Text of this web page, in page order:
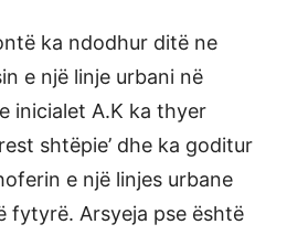
ka ndodhur ditë ne
e një linje urbani në
inicialet A.K ka thyer
shtëpie’ dhe ka goditur
e një linjes urbane
fytyrë. Arsyeja pse është